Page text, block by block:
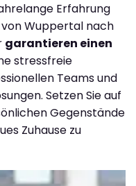
Erfahrung
Wuppertal nach
garantieren einen
stressfreie
Teams und
Setzen Sie auf
Gegenstände
Zuhause zu